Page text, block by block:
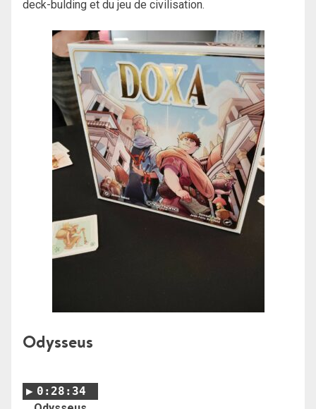
deck-bulding et du jeu de civilisation.
Odysseus
0:28:34